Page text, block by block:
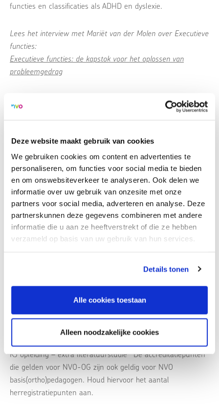
Deze website maakt gebruik van cookies
We gebruiken cookies om content en advertenties te
personaliseren, om functies voor social media te bieden
en om onswebsiteverkeer te analyseren. Ook delen we
informatie over uw gebruik van onzesite met onze
partners voor social media, adverteren en analyse. Deze
partnerskunnen deze gegevens combineren met andere
informatie die u aan ze heeftverstrekt of die ze hebben
verzameld op basis van uw gebruik van hun services.
Details tonen
Alle cookies toestaan
Alleen noodzakelijke cookies
functies en classificaties als ADHD en dyslexie.
Lees het interview met Mariët van der Molen over Executieve
functies:
Executieve functies: de kapstok voor het oplossen van
probleemgedrag
Wat zijn executieve functies en waarom zijn ze
Aandacht voor verbeter- en trainingsmogelijkheden
Leer aansluiten bij de executieve functies van
kinderen en jongeren;
Tweedaagse cursus mét uitgebreide e-learning.
Locatie:
La Vie Meeting Center
Accreditatie:
NIP K&J / NVO-OG*: 17,0 K&J/OG herregistratie | 8,0 KJ
KJ opleiding – extra literatuurstudie *De accreditatiepunten
die gelden voor NVO-OG zijn ook geldig voor NVO
basis(ortho)pedagogen. Houd hiervoor het aantal
herregistratiepunten aan.